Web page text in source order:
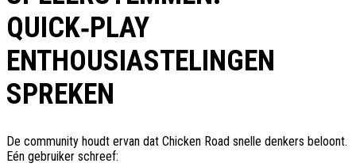
QUICK‑PLAY
ENTHOUSIASTELINGEN
SPREKEN
De community houdt ervan dat Chicken Road snelle denkers beloont.
Eén gebruiker schreef: